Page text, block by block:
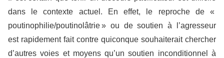
dans le contexte actuel. En effet, le reproche de «
poutinophilie/poutinolâtrie » ou de soutien à l’agresseur
est rapidement fait contre quiconque souhaiterait chercher
d’autres voies et moyens qu’un soutien inconditionnel à